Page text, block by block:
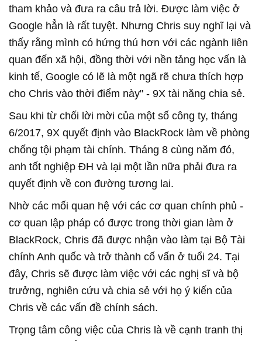
tham khảo và đưa ra câu trả lời. Được làm việc ở
Google hẳn là rất tuyệt. Nhưng Chris suy nghĩ lại và
thấy rằng mình có hứng thú hơn với các ngành liên
quan đến xã hội, đồng thời với nền tảng học vấn là
kinh tế, Google có lẽ là một ngã rẽ chưa thích hợp
cho Chris vào thời điểm này" - 9X tài năng chia sẻ.
Sau khi từ chối lời mời của một số công ty, tháng
6/2017, 9X quyết định vào BlackRock làm về phòng
chống tội phạm tài chính. Tháng 8 cùng năm đó,
anh tốt nghiệp ĐH và lại một lần nữa phải đưa ra
quyết định về con đường tương lai.
Nhờ các mối quan hệ với các cơ quan chính phủ -
cơ quan lập pháp có được trong thời gian làm ở
BlackRock, Chris đã được nhận vào làm tại Bộ Tài
chính Anh quốc và trở thành cố vấn ở tuổi 24. Tại
đây, Chris sẽ được làm việc với các nghị sĩ và bộ
trưởng, nghiên cứu và chia sẻ với họ ý kiến của
Chris về các vấn đề chính sách.
Trọng tâm công việc của Chris là về cạnh tranh thị